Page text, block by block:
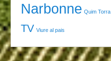
Narbonne Quim Torra
TV Viure al pais